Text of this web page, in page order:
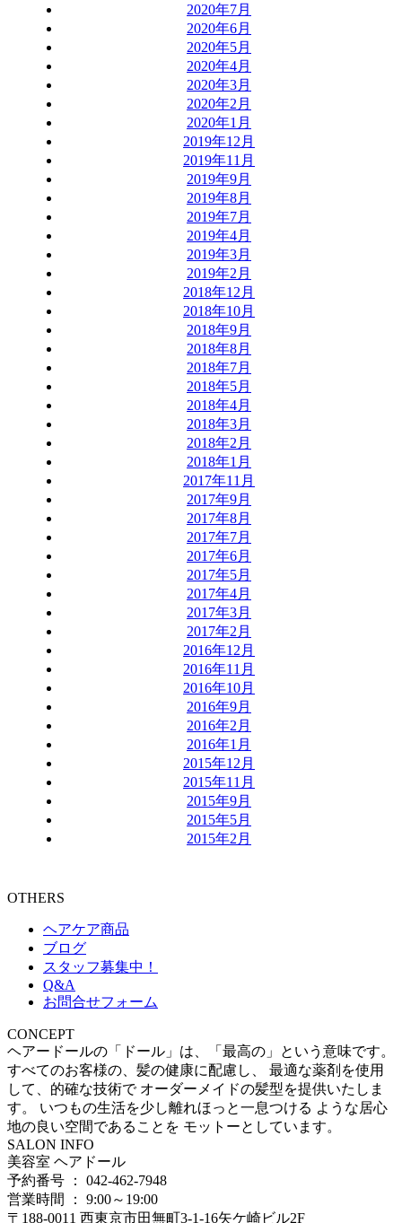
2020年7月
2020年6月
2020年5月
2020年4月
2020年3月
2020年2月
2020年1月
2019年12月
2019年11月
2019年9月
2019年8月
2019年7月
2019年4月
2019年3月
2019年2月
2018年12月
2018年10月
2018年9月
2018年8月
2018年7月
2018年5月
2018年4月
2018年3月
2018年2月
2018年1月
2017年11月
2017年9月
2017年8月
2017年7月
2017年6月
2017年5月
2017年4月
2017年3月
2017年2月
2016年12月
2016年11月
2016年10月
2016年9月
2016年2月
2016年1月
2015年12月
2015年11月
2015年9月
2015年5月
2015年2月
OTHERS
ヘアケア商品
ブログ
スタッフ募集中！
Q&A
お問合せフォーム
CONCEPT
ヘアードールの「ドール」は、「最高の」という意味です。
すべてのお客様の、髪の健康に配慮し、 最適な薬剤を使用
して、的確な技術で オーダーメイドの髪型を提供いたしま
す。 いつもの生活を少し離れほっと一息つける ような居心
地の良い空間であることを モットーとしています。
SALON INFO
美容室 ヘアドール
予約番号 ： 042-462-7948
営業時間 ： 9:00～19:00
〒188-0011 西東京市田無町3-1-16矢ケ崎ビル2F